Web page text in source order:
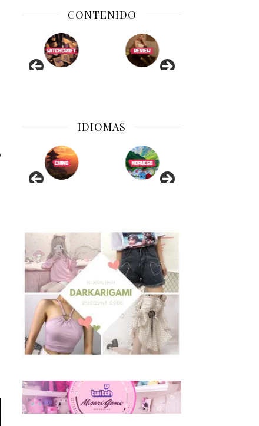
CONTENIDO
IDIOMAS